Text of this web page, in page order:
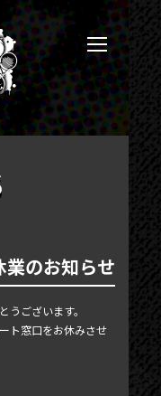
業のお知らせ
うございます。
ト窓口をお休みさせ